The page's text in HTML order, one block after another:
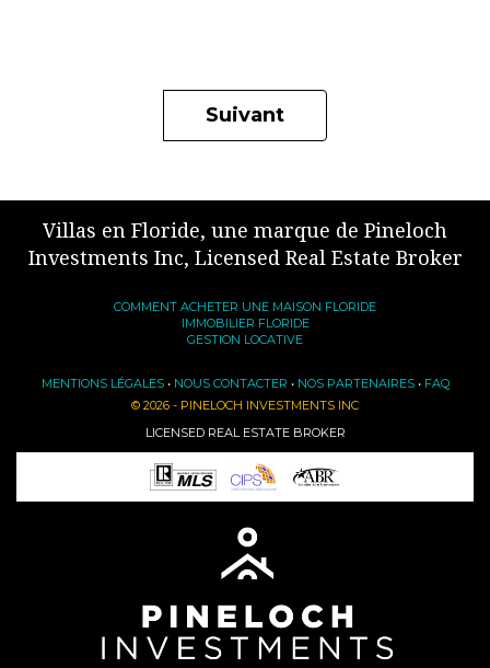
Suivant
Villas en Floride, une marque de Pineloch
Investments Inc, Licensed Real Estate Broker
COMMENT ACHETER UNE MAISON FLORIDE
IMMOBILIER FLORIDE
GESTION LOCATIVE
MENTIONS LÉGALES• NOUS CONTACTER • NOS PARTENAIRES• FAQ
© 2026 - PINELOCH INVESTMENTS INC
LICENSED REAL ESTATE BROKER